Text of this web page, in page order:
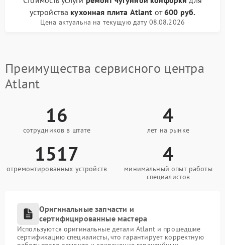
устройства кухонная плита Atlant от600 руб.
Цена актуальна на текущую дату 08.08.2026
Преимущества сервисного центра
Atlant
16
сотрудников в штате
4
лет на рынке
1517
отремонтированных устройств
4
минимальный опыт работы
специалистов
Оригинальные запчасти и
сертифицированные мастера
Используются оригинальные детали Atlant и прошедшие
сертификацию специалисты, что гарантирует корректную